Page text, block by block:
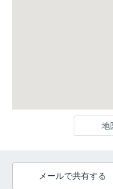
地
メールで共有する